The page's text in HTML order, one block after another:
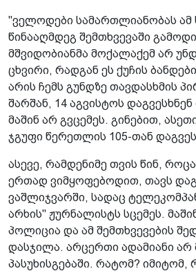
"ველოდები სამართლიანობას ამ
წინააღმდეგ შემთხვევაში
მშვიდობიანმა მოქალაქემ არ
ცხვირი, რადგან ეს ქუჩის
არის ჩემს გუნდზე თავდასხმის
შარშან, 14 აგვისტოს
მაშინ არ გვცემეს. გინებით,
ჯგუფი წერეთლის 105-თან
ასევე, რამდენიმე თვის წინ,
ერთად ვიმყოფებოდით, თავს
ვაშლიჯვარში, სადაც
არხის" ჟურნალისტს სცემეს.
პოლიცია და ამ შემთხვევების
დასჯილა. არცერთი ადამიანი არ
პასუხისგებაში. რატომ? იმიტომ,